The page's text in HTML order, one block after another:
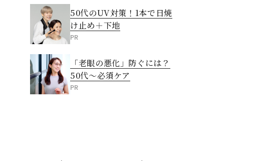
50代のUV対策！1本で日焼
け止め＋下地
PR
「老眼の悪化」防ぐには？
50代～必須ケア
PR